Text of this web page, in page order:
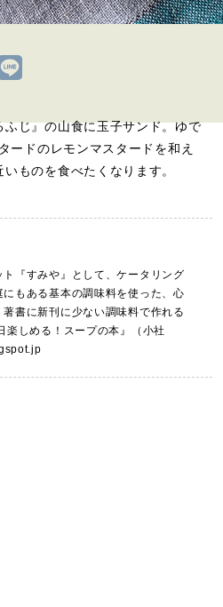
じ』の山食に玉子サンド。ゆで
ードのレモンマスタードを和え
ものを食べたくなります。
『すみや』として、ケータリング
もある基本の調味料を使った、心
書に新刊に少ない調味料で作れる
楽しめる！スープの本』（小社